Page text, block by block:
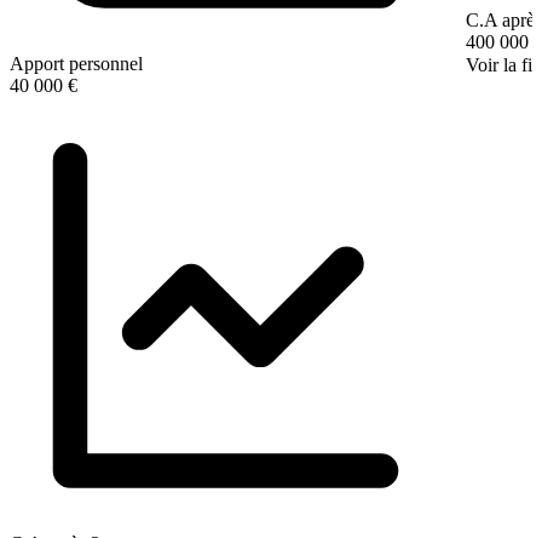
Apport personnel
40 000 €
C.A
400 000 €
Voir la